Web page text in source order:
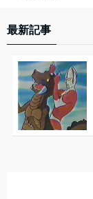
最新記事